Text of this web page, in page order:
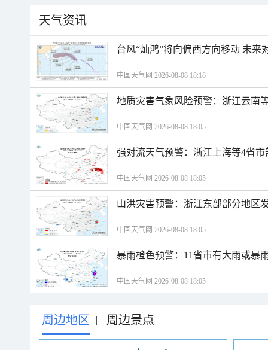
天气资讯
台风“灿鸿”将向偏西方向移动 未来
中国天气网 2026-08-08 18:18
地质灾害气象风险预警：浙江云南
中国天气网 2026-08-08 18:05
强对流天气预警：浙江上海等4省
中国天气网 2026-08-08 18:05
山洪灾害预警：浙江东部部分地区
中国天气网 2026-08-08 18:05
暴雨橙色预警：11省市有大雨或暴
中国天气网 2026-08-08 18:05
周边地区 | 周边景点